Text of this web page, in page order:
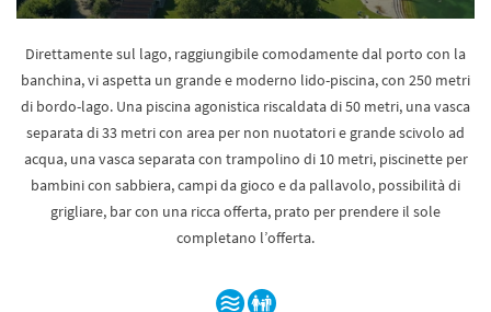
Direttamente sul lago, raggiungibile comodamente dal porto con la
banchina, vi aspetta un grande e moderno lido-piscina, con 250 metri
di bordo-lago. Una piscina agonistica riscaldata di 50 metri, una vasca
separata di 33 metri con area per non nuotatori e grande scivolo ad
acqua, una vasca separata con trampolino di 10 metri, piscinette per
bambini con sabbiera, campi da gioco e da pallavolo, possibilità di
grigliare, bar con una ricca offerta, prato per prendere il sole
completano l’offerta.